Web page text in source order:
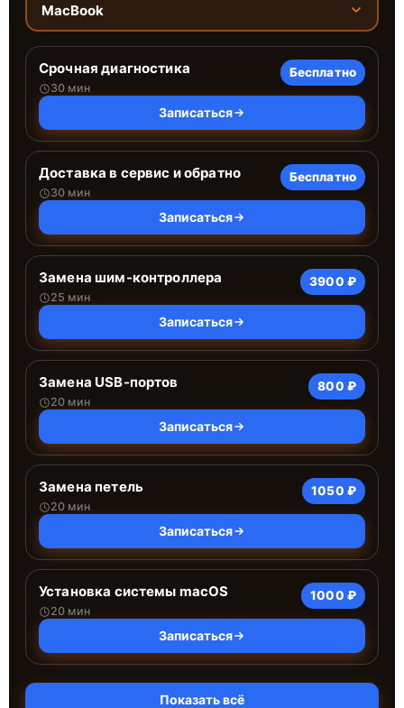
MacBook
Срочная диагностика
30 мин
Бесплатно
Записаться
Доставка в сервис и обратно
30 мин
Бесплатно
Записаться
Замена шим-контроллера
25 мин
3900 ₽
Записаться
Замена USB-портов
20 мин
800 ₽
Записаться
Замена петель
20 мин
1050 ₽
Записаться
Установка системы macOS
20 мин
1000 ₽
Записаться
Показать всё